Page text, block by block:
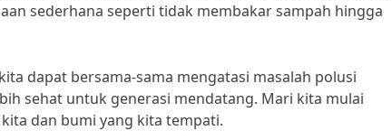
sederhana seperti tidak membakar sampah hingga
dapat bersama-sama mengatasi masalah polusi
sehat untuk generasi mendatang. Mari kita mulai
dan bumi yang kita tempati.